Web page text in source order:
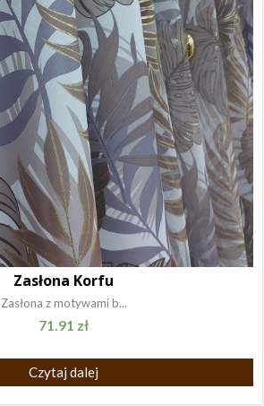
Zasłona Korfu
Zasłona z motywami b...
71.91 zł
Czytaj dalej